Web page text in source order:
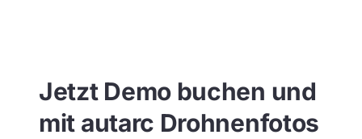
Jetzt Demo buchen und
mit autarc Drohnenfotos